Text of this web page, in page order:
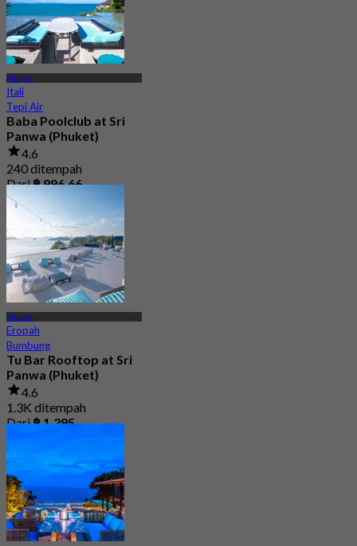
Phuket
Itali
Tepi Air
Baba Poolclub at Sri
Panwa (Phuket)
4.6
240 ditempah
Dari฿ 996.66
Phuket
Eropah
Bumbung
Tu Bar Rooftop at Sri
Panwa (Phuket)
4.6
1.3K ditempah
Dari฿ 1,395